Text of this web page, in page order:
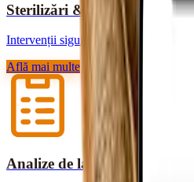
Sterilizări & chirurgie
Intervenții sigure, cu recuperare rapidă.
Află mai multe
Analize de laborator